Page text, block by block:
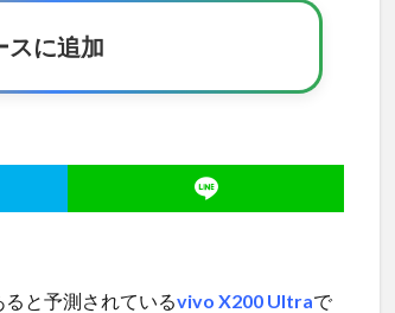
スに追加
と予測されているvivo X200 Ultraで